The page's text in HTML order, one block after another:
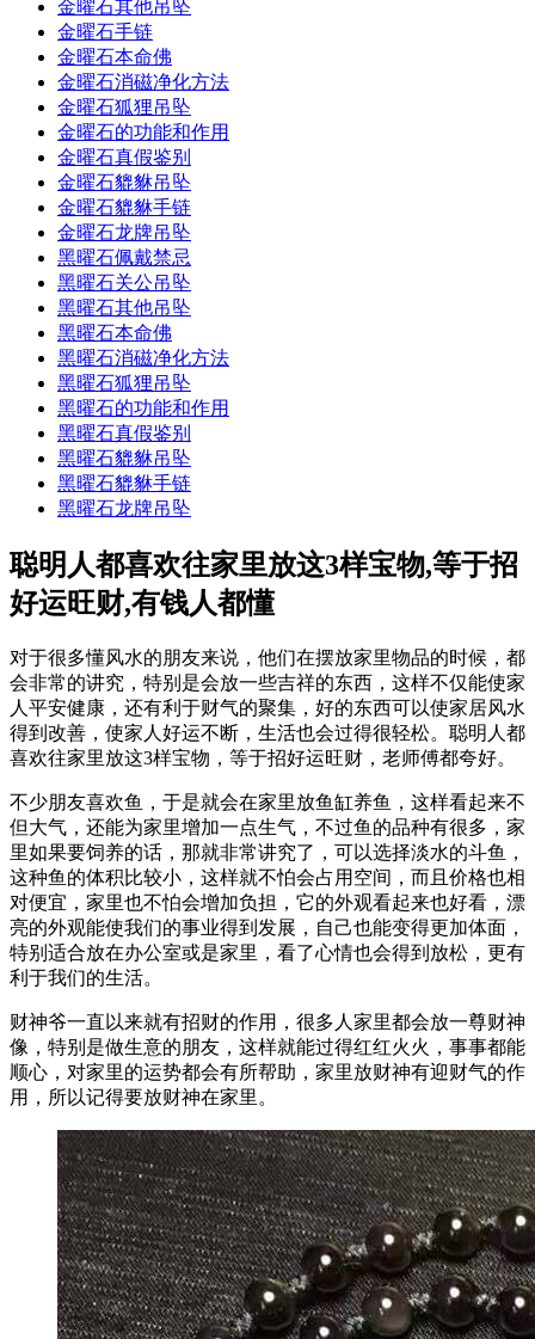
金曜石其他吊坠
金曜石手链
金曜石本命佛
金曜石消磁净化方法
金曜石狐狸吊坠
金曜石的功能和作用
金曜石真假鉴别
金曜石貔貅吊坠
金曜石貔貅手链
金曜石龙牌吊坠
黑曜石佩戴禁忌
黑曜石关公吊坠
黑曜石其他吊坠
黑曜石本命佛
黑曜石消磁净化方法
黑曜石狐狸吊坠
黑曜石的功能和作用
黑曜石真假鉴别
黑曜石貔貅吊坠
黑曜石貔貅手链
黑曜石龙牌吊坠
聪明人都喜欢往家里放这3样宝物,等于招
好运旺财,有钱人都懂
对于很多懂风水的朋友来说，他们在摆放家里物品的时候，都
会非常的讲究，特别是会放一些吉祥的东西，这样不仅能使家
人平安健康，还有利于财气的聚集，好的东西可以使家居风水
得到改善，使家人好运不断，生活也会过得很轻松。聪明人都
喜欢往家里放这3样宝物，等于招好运旺财，老师傅都夸好。
不少朋友喜欢鱼，于是就会在家里放鱼缸养鱼，这样看起来不
但大气，还能为家里增加一点生气，不过鱼的品种有很多，家
里如果要饲养的话，那就非常讲究了，可以选择淡水的斗鱼，
这种鱼的体积比较小，这样就不怕会占用空间，而且价格也相
对便宜，家里也不怕会增加负担，它的外观看起来也好看，漂
亮的外观能使我们的事业得到发展，自己也能变得更加体面，
特别适合放在办公室或是家里，看了心情也会得到放松，更有
利于我们的生活。
财神爷一直以来就有招财的作用，很多人家里都会放一尊财神
像，特别是做生意的朋友，这样就能过得红红火火，事事都能
顺心，对家里的运势都会有所帮助，家里放财神有迎财气的作
用，所以记得要放财神在家里。